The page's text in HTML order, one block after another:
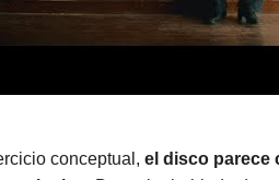
conceptual, el disco parece